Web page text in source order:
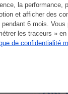
la performance,
et afficher des
pendant 6 mois. Vous
les traceurs » en
de confidentialité